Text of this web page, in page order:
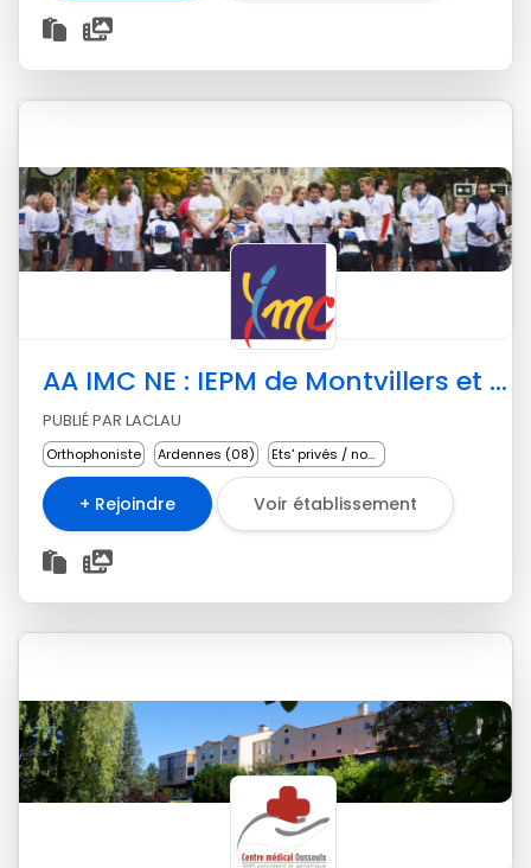
AA IMC NE : IEPM de Montvillers et SESSAD
PUBLIÉ PAR LACLAU
Orthophoniste Ardennes (08) Ets' privés / non lucratifs
+ Rejoindre Voir établissement